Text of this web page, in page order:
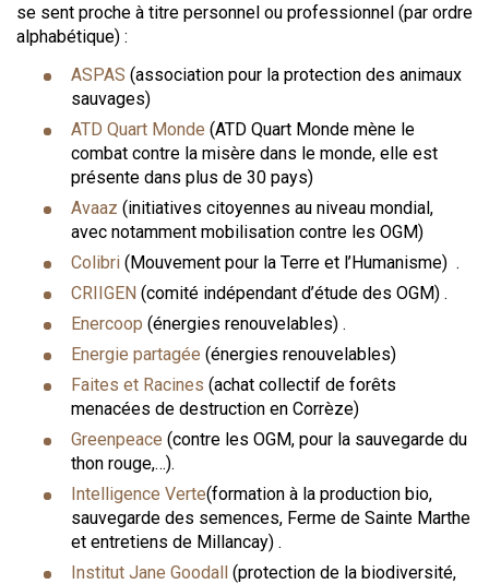
se sent proche à titre personnel ou professionnel (par ordre
alphabétique) :
ASPAS (association pour la protection des animaux
sauvages)
ATD Quart Monde (ATD Quart Monde mène le
combat contre la misère dans le monde, elle est
présente dans plus de 30 pays)
Avaaz (initiatives citoyennes au niveau mondial,
avec notamment mobilisation contre les OGM)
Colibri (Mouvement pour la Terre et l’Humanisme) .
CRIIGEN (comité indépendant d’étude des OGM) .
Enercoop (énergies renouvelables) .
Energie partagée (énergies renouvelables)
Faites et Racines (achat collectif de forêts
menacées de destruction en Corrèze)
Greenpeace (contre les OGM, pour la sauvegarde du
thon rouge,…).
Intelligence Verte(formation à la production bio,
sauvegarde des semences, Ferme de Sainte Marthe
et entretiens de Millancay) .
Institut Jane Goodall (protection de la biodiversité,